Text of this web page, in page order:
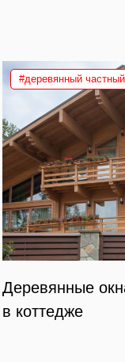
#деревянный
Деревянные
в коттедже